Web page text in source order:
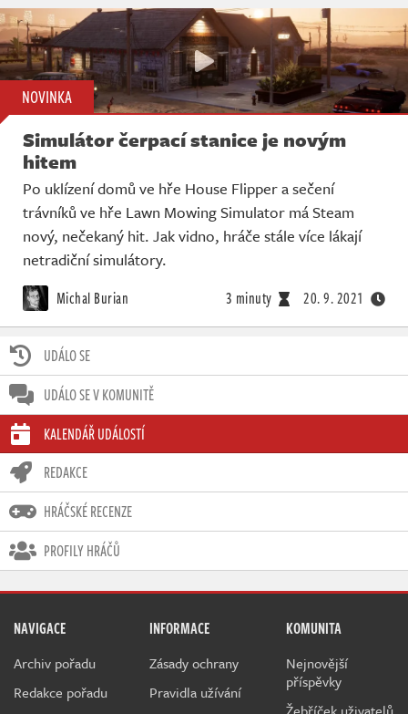
UDÁLO SE
UDÁLO SE V KOMUNITĚ
KALENDÁŘ UDÁLOSTÍ
REDAKCE
HRÁČSKÉ RECENZE
PROFILY HRÁČŮ
NOVINKA
Simulátor čerpací stanice je novým
hitem
Po uklízení domů ve hře House Flipper a sečení
trávníků ve hře Lawn Mowing Simulator má Steam
nový, nečekaný hit. Jak vidno, hráče stále více lákají
netradiční simulátory.
Michal Burian 3 minuty 20. 9. 2021
NAVIGACE
Archiv pořadu
Redakce pořadu
INFORMACE
Zásady ochrany
Pravidla užívání
KOMUNITA
Nejnovější
příspěvky